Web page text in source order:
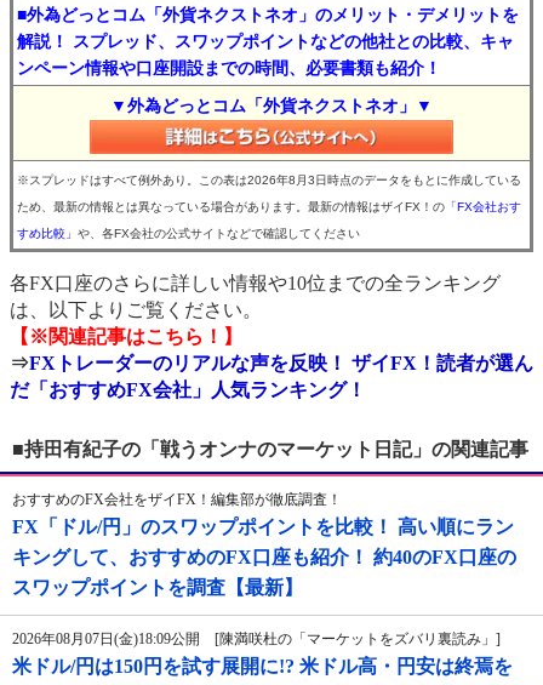
■外為どっとコム「外貨ネクストネオ」のメリット・デメリットを
解説！ スプレッド、スワップポイントなどの他社との比較、キャ
ンペーン情報や口座開設までの時間、必要書類も紹介！
▼外為どっとコム「外貨ネクストネオ」▼
※スプレッドはすべて例外あり。この表は2026年8月3日時点のデータをもとに作成している
ため、最新の情報とは異なっている場合があります。最新の情報はザイFX！の 「FX会社おす
すめ比較」 や、各FX会社の公式サイトなどで確認してください
各FX口座のさらに詳しい情報や10位までの全ランキング
は、以下よりご覧ください。
【※関連記事はこちら！】
⇒FXトレーダーのリアルな声を反映！ ザイFX！読者が選ん
だ「おすすめFX会社」人気ランキング！
■持田有紀子の「戦うオンナのマーケット日記」の関連記事
おすすめのFX会社をザイFX！編集部が徹底調査！
FX「ドル/円」のスワップポイントを比較！ 高い順にラン
キングして、おすすめのFX口座も紹介！ 約40のFX口座の
スワップポイントを調査【最新】
2026年08月07日(金)18:09公開 [陳満咲杜の「マーケットをズバリ裏読み」]
米ドル/円は150円を試す展開に!? 米ドル高・円安は終焉を